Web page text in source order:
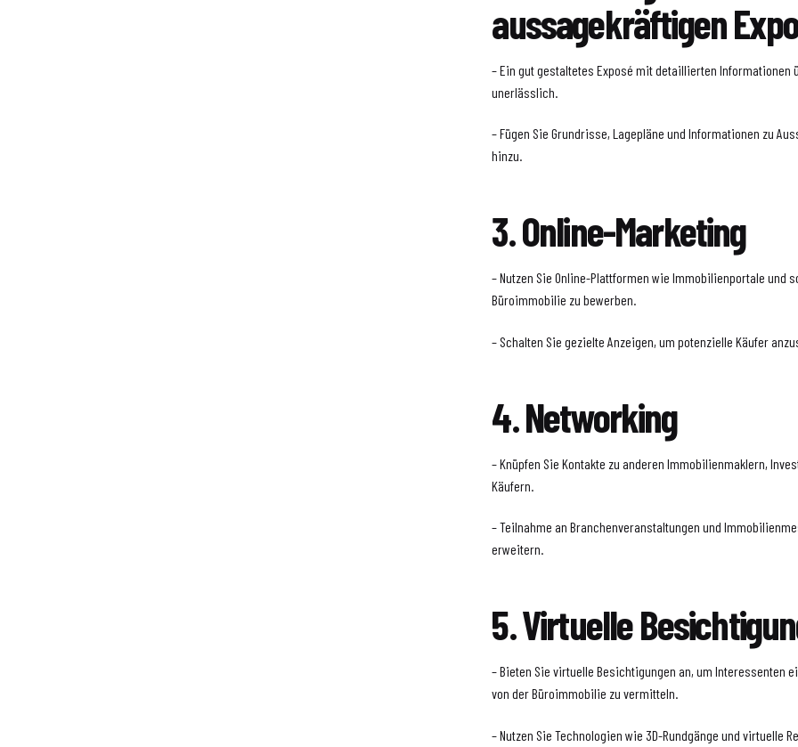
aussagekräftigen
– Ein gut gestaltetes Exposé mit detaillierten
unerlässlich.
– Fügen Sie Grundrisse, Lagepläne und Informationen zu
hinzu.
3. Online-Marketing
– Nutzen Sie Online-Plattformen wie Immobilienportale und
Büroimmobilie zu bewerben.
– Schalten Sie gezielte Anzeigen, um potenzielle Käufer
4. Networking
– Knüpfen Sie Kontakte zu anderen Immobilienmaklern,
Käufern.
– Teilnahme an Branchenveranstaltungen und
erweitern.
5. Virtuelle
– Bieten Sie virtuelle Besichtigungen an, um Interessenten
von der Büroimmobilie zu vermitteln.
– Nutzen Sie Technologien wie 3D-Rundgänge und virtuelle